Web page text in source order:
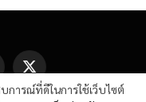
X
(Twitter)
ารณ์ที่ดีในการใช้เว็บไซต์